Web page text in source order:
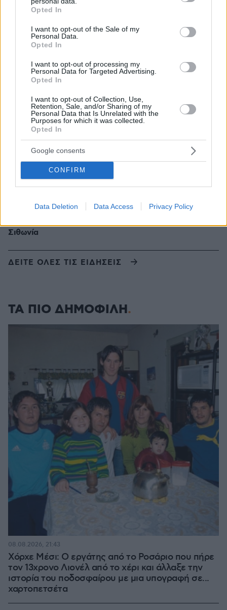
grant or deny consent to Google and its third-party tags to
use your data for below specified purposes in below Google
consent section.
Opted In
I want to opt-out of the Sale of my
Personal Data.
Opted In
I want to opt-out of processing my
Personal Data for Targeted Advertising.
Opted In
I want to opt-out of Collection, Use,
Retention, Sale, and/or Sharing of my
Personal Data that Is Unrelated with the
Purposes for which it was collected.
Opted In
Google consents
CONFIRM
Data Deletion Data Access Privacy Policy
λεωφορείων στον Νίγηρα
7 ηπειρώτικες πίτες: Φτιάχνουμε πλασίντα, κοθρόπιτα,
μπατσαριά, και άλλες που λατρεύουμε
Συντριβή ελικοπτέρου στο Ρίο ντε Τζανέιρο, νεκροί οι
τέσσερις επιβαίνοντες
Εκτός ελέγχου μεγάλη δασική πυρκαγιά στον Καναδά,
χιλιάδες αναγκάστηκαν να εγκαταλείψουν τις εστίες
Ποιοι μπορεί να είναι οι λόγοι που μια γάτα τινάζεται
στον ύπνο της
09.08.2026, 00:30
Πολύτεκνες οικογένειες: Μόλις 23.097 στην Ελλάδα –
Σιθωνία
ΔΕΙΤΕ ΟΛΕΣ ΤΙΣ ΕΙΔΗΣΕΙΣ
ΤΑ ΠΙΟ ΔΗΜΟΦΙΛΗ
Χόρχε Μέσι: Ο εργάτης από το Ροσάριο που πήρε
τον 13χρονο Λιονέλ από το χέρι και άλλαξε την
ιστορία του ποδοσφαίρου με μια υπογραφή σε...
χαρτοπετσέτα
08.08.2026, 21:43